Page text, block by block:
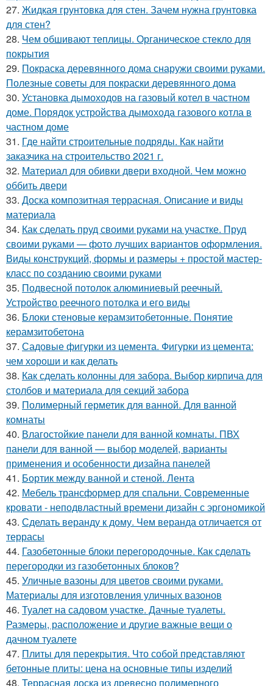
27. Жидкая грунтовка для стен. Зачем нужна грунтовка
для стен?
28. Чем обшивают теплицы. Органическое стекло для
покрытия
29. Покраска деревянного дома снаружи своими руками.
Полезные советы для покраски деревянного дома
30. Установка дымоходов на газовый котел в частном
доме. Порядок устройства дымохода газового котла в
частном доме
31. Где найти строительные подряды. Как найти
заказчика на строительство 2021 г.
32. Материал для обивки двери входной. Чем можно
оббить двери
33. Доска композитная террасная. Описание и виды
материала
34. Как сделать пруд своими руками на участке. Пруд
своими руками — фото лучших вариантов оформления.
Виды конструкций, формы и размеры + простой мастер-
класс по созданию своими руками
35. Подвесной потолок алюминиевый реечный.
Устройство реечного потолка и его виды
36. Блоки стеновые керамзитобетонные. Понятие
керамзитобетона
37. Садовые фигурки из цемента. Фигурки из цемента:
чем хороши и как делать
38. Как сделать колонны для забора. Выбор кирпича для
столбов и материала для секций забора
39. Полимерный герметик для ванной. Для ванной
комнаты
40. Влагостойкие панели для ванной комнаты. ПВХ
панели для ванной — выбор моделей, варианты
применения и особенности дизайна панелей
41. Бортик между ванной и стеной. Лента
42. Мебель трансформер для спальни. Современные
кровати - неподвластный времени дизайн с эргономикой
43. Сделать веранду к дому. Чем веранда отличается от
террасы
44. Газобетонные блоки перегородочные. Как сделать
перегородки из газобетонных блоков?
45. Уличные вазоны для цветов своими руками.
Материалы для изготовления уличных вазонов
46. Туалет на садовом участке. Дачные туалеты.
Размеры, расположение и другие важные вещи о
дачном туалете
47. Плиты для перекрытия. Что собой представляют
бетонные плиты: цена на основные типы изделий
48. Террасная доска из древесно полимерного